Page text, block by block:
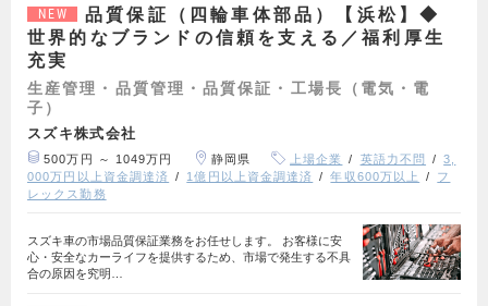
NEW
品質保証（四輪車体部品）【浜松】◆
世界的なブランドの信頼を支える／福利厚生
充実
生産管理・品質管理・品質保証・工場長（電気・電
子）
スズキ株式会社
500万円 ～ 1049万円 静岡県 上場企業 英語力不問
3,
000万円以上資金調達済
1億円以上資金調達済 年収600万以上
フ
レックス勤務
スズキ車の市場品質保証業務をお任せします。 お客様に安
心・安全なカーライフを提供するため、市場で発生する不具
合の原因を究明…